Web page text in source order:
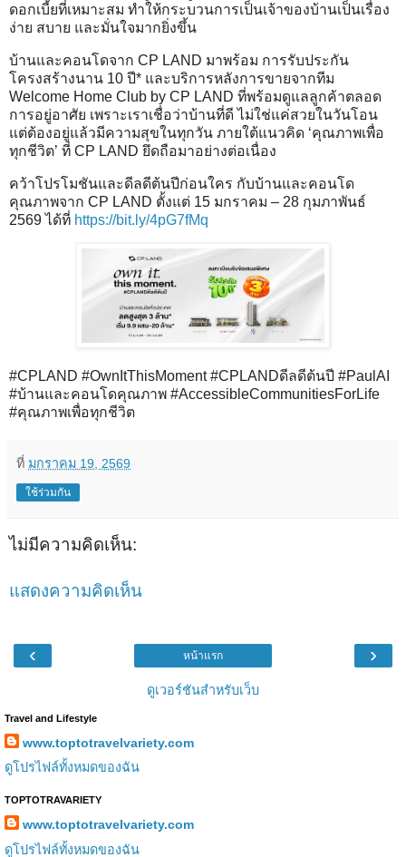
ดอกเบี้ยที่เหมาะสม ทำให้กระบวนการเป็นเจ้าของบ้านเป็นเรื่อง
ง่าย สบาย และมั่นใจมากยิ่งขึ้น
บ้านและคอนโดจาก CP LAND มาพร้อม การรับประกัน
โครงสร้างนาน 10 ปี* และบริการหลังการขายจากทีม
Welcome Home Club by CP LAND ที่พร้อมดูแลลูกค้าตลอด
การอยู่อาศัย เพราะเราเชื่อว่าบ้านที่ดี ไม่ใช่แค่สวยในวันโอน
แต่ต้องอยู่แล้วมีความสุขในทุกวัน ภายใต้แนวคิด ‘คุณภาพเพื่อ
ทุกชีวิต’ ที่ CP LAND ยึดถือมาอย่างต่อเนื่อง
คว้าโปรโมชันและดีลดีต้นปีก่อนใคร กับบ้านและคอนโด
คุณภาพจาก CP LAND ตั้งแต่ 15 มกราคม – 28 กุมภาพันธ์
2569 ได้ที่ https://bit.ly/4pG7fMq
#CPLAND #OwnItThisMoment #CPLANDดีลดีต้นปี #PaulAI
#บ้านและคอนโดคุณภาพ #AccessibleCommunitiesForLife
#คุณภาพเพื่อทุกชีวิต
ที่ มกราคม 19, 2569
ใช้ร่วมกัน
ไม่มีความคิดเห็น:
แสดงความคิดเห็น
‹ ›
หน้าแรก
ดูเวอร์ชันสำหรับเว็บ
Travel and Lifestyle
www.toptotravelvariety.com
ดูโปรไฟล์ทั้งหมดของฉัน
TOPTOTRAVARIETY
www.toptotravelvariety.com
ดูโปรไฟล์ทั้งหมดของฉัน